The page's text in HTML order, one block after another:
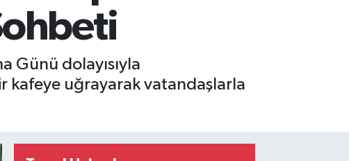
Günü dolayısıyla
kafeye uğrayarak vatandaşlarla